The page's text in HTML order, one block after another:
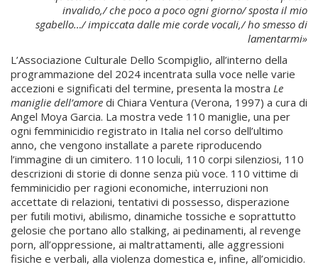
invalido,/ che poco a poco ogni giorno/ sposta il mio
sgabello…/ impiccata dalle mie corde vocali,/ ho smesso di
lamentarmi»
L’Associazione Culturale Dello Scompiglio, all’interno della
programmazione del 2024 incentrata sulla voce nelle varie
accezioni e significati del termine, presenta la mostra Le
maniglie dell’amore di Chiara Ventura (Verona, 1997) a cura di
Angel Moya Garcia. La mostra vede 110 maniglie, una per
ogni femminicidio registrato in Italia nel corso dell’ultimo
anno, che vengono installate a parete riproducendo
l’immagine di un cimitero. 110 loculi, 110 corpi silenziosi, 110
descrizioni di storie di donne senza più voce. 110 vittime di
femminicidio per ragioni economiche, interruzioni non
accettate di relazioni, tentativi di possesso, disperazione
per futili motivi, abilismo, dinamiche tossiche e soprattutto
gelosie che portano allo stalking, ai pedinamenti, al revenge
porn, all’oppressione, ai maltrattamenti, alle aggressioni
fisiche e verbali, alla violenza domestica e, infine, all’omicidio.